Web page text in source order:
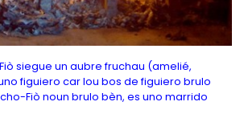
siegue un aubre fruchau (amelié,
figuiero car lou bos de figuiero brulo
Fiò noun brulo bèn, es uno marrido